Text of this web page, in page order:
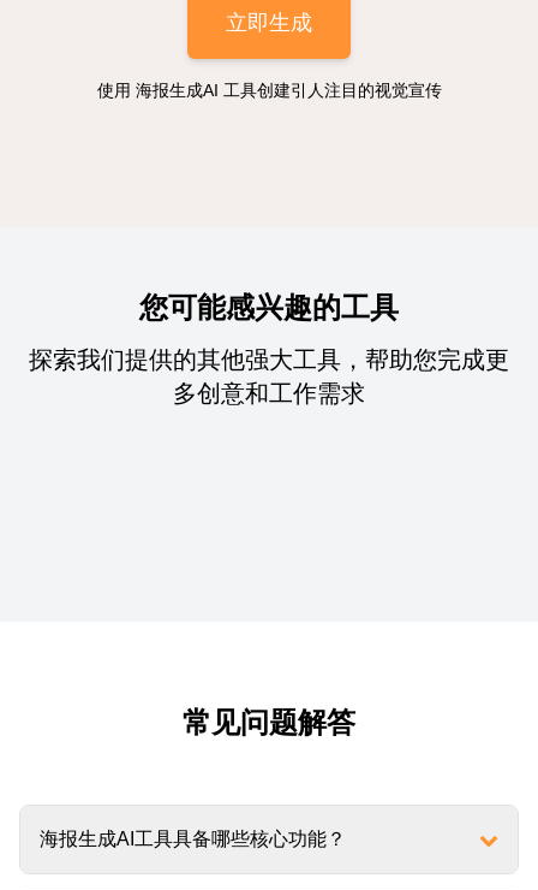
立即生成
使用 海报生成AI 工具创建引人注目的视觉宣传
您可能感兴趣的工具
探索我们提供的其他强大工具，帮助您完成更
多创意和工作需求
常见问题解答
海报生成AI工具具备哪些核心功能？